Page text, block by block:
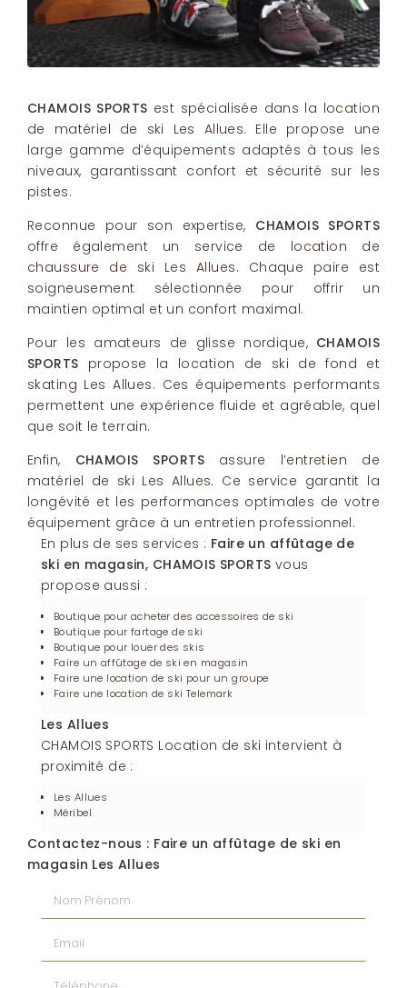
CHAMOIS SPORTS est spécialisée dans la location
de matériel de ski Les Allues. Elle propose une
large gamme d’équipements adaptés à tous les
niveaux, garantissant confort et sécurité sur les
pistes.
Reconnue pour son expertise, CHAMOIS SPORTS
offre également un service de location de
chaussure de ski Les Allues. Chaque paire est
soigneusement sélectionnée pour offrir un
maintien optimal et un confort maximal.
Pour les amateurs de glisse nordique, CHAMOIS
SPORTS propose la location de ski de fond et
skating Les Allues. Ces équipements performants
permettent une expérience fluide et agréable, quel
que soit le terrain.
Enfin, CHAMOIS SPORTS assure l’entretien de
matériel de ski Les Allues. Ce service garantit la
longévité et les performances optimales de votre
équipement grâce à un entretien professionnel.
En plus de ses services : Faire un affûtage de
ski en magasin, CHAMOIS SPORTS vous
propose aussi :
Boutique pour acheter des accessoires de ski
Boutique pour fartage de ski
Boutique pour louer des skis
Faire un affûtage de ski en magasin
Faire une location de ski pour un groupe
Faire une location de ski Telemark
Les Allues
CHAMOIS SPORTS Location de ski intervient à
proximité de :
Les Allues
Méribel
Contactez-nous : Faire un affûtage de ski en
magasin Les Allues
Nom Prénom
Email
Téléphone